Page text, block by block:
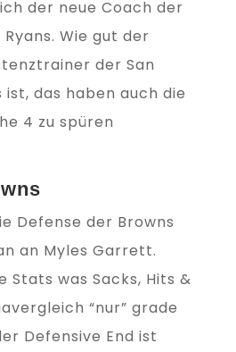
der neue Coach der
Wie gut der
der San
das haben auch die
4 zu spüren
Defense der Browns
an Myles Garrett.
Stats was Sacks, Hits &
“nur” grade
Defensive End ist